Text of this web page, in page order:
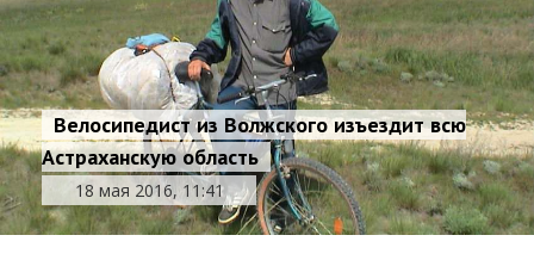
Велосипедист из Волжского изъездит всю
Астраханскую область
18 мая 2016, 11:41